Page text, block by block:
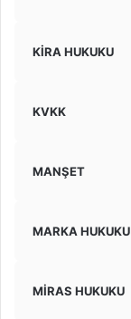
KİRA HUKUKU
KVKK
MANŞET
MARKA HUKUKU
MİRAS HUKUKU